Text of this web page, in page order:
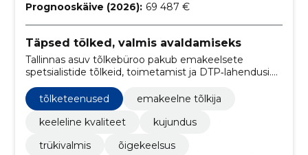
Prognooskäive (2026): 69 487 €
Täpsed tõlked, valmis avaldamiseks
Tallinnas asuv tõlkebüroo pakub emakeelsete
spetsialistide tõlkeid, toimetamist ja DTP‑lahendusi.
Kiire vastus, järjepidev kvaliteedikontroll ja arve alles
pärast teie kinnitust.
tõlketeenused
emakeelne tõlkija
keeleline kvaliteet
kujundus
trükivalmis
õigekeelsus